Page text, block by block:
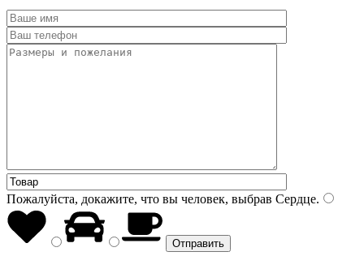
Пожалуйста, докажите, что вы человек, выбрав Сердце.